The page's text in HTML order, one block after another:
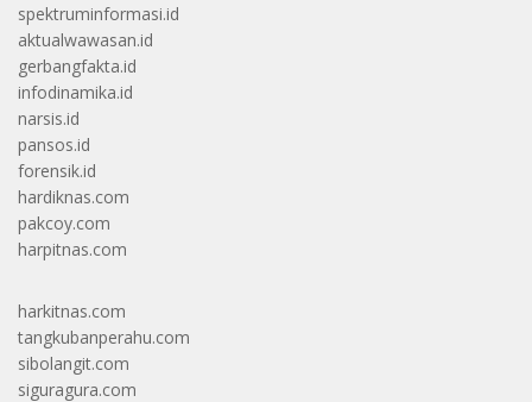
spektruminformasi.id
aktualwawasan.id
gerbangfakta.id
infodinamika.id
narsis.id
pansos.id
forensik.id
hardiknas.com
pakcoy.com
harpitnas.com
harkitnas.com
tangkubanperahu.com
sibolangit.com
siguragura.com